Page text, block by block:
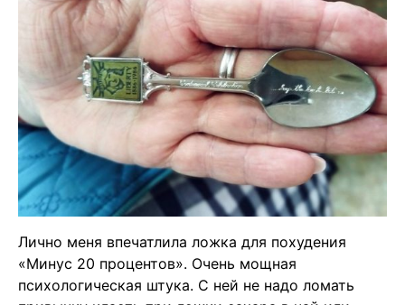
Лично меня впечатлила ложка для похудения
«Минус 20 процентов». Очень мощная
психологическая штука. С ней не надо ломать